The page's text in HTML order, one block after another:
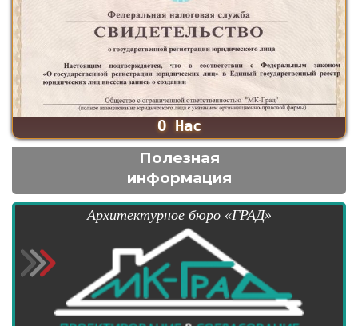
О Нас
Полезная
информация
Архитектурное бюро «ГРАД»